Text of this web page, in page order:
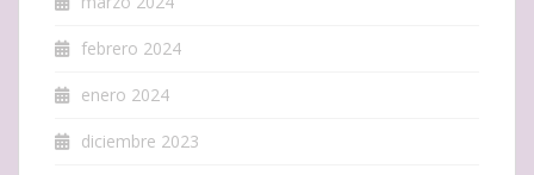
febrero 2024
enero 2024
diciembre 2023